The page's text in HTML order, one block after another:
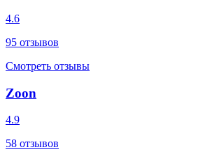
4.6
95 отзывов
Смотреть отзывы
Zoon
4.9
58 отзывов